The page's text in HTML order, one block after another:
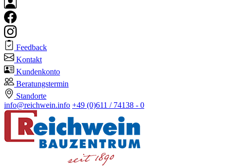
Feedback
Kontakt
Kundenkonto
Beratungstermin
Standorte
info@reichwein.info +49 (0)611 / 74138 - 0